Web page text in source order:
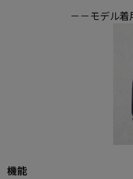
－－モデル
機能